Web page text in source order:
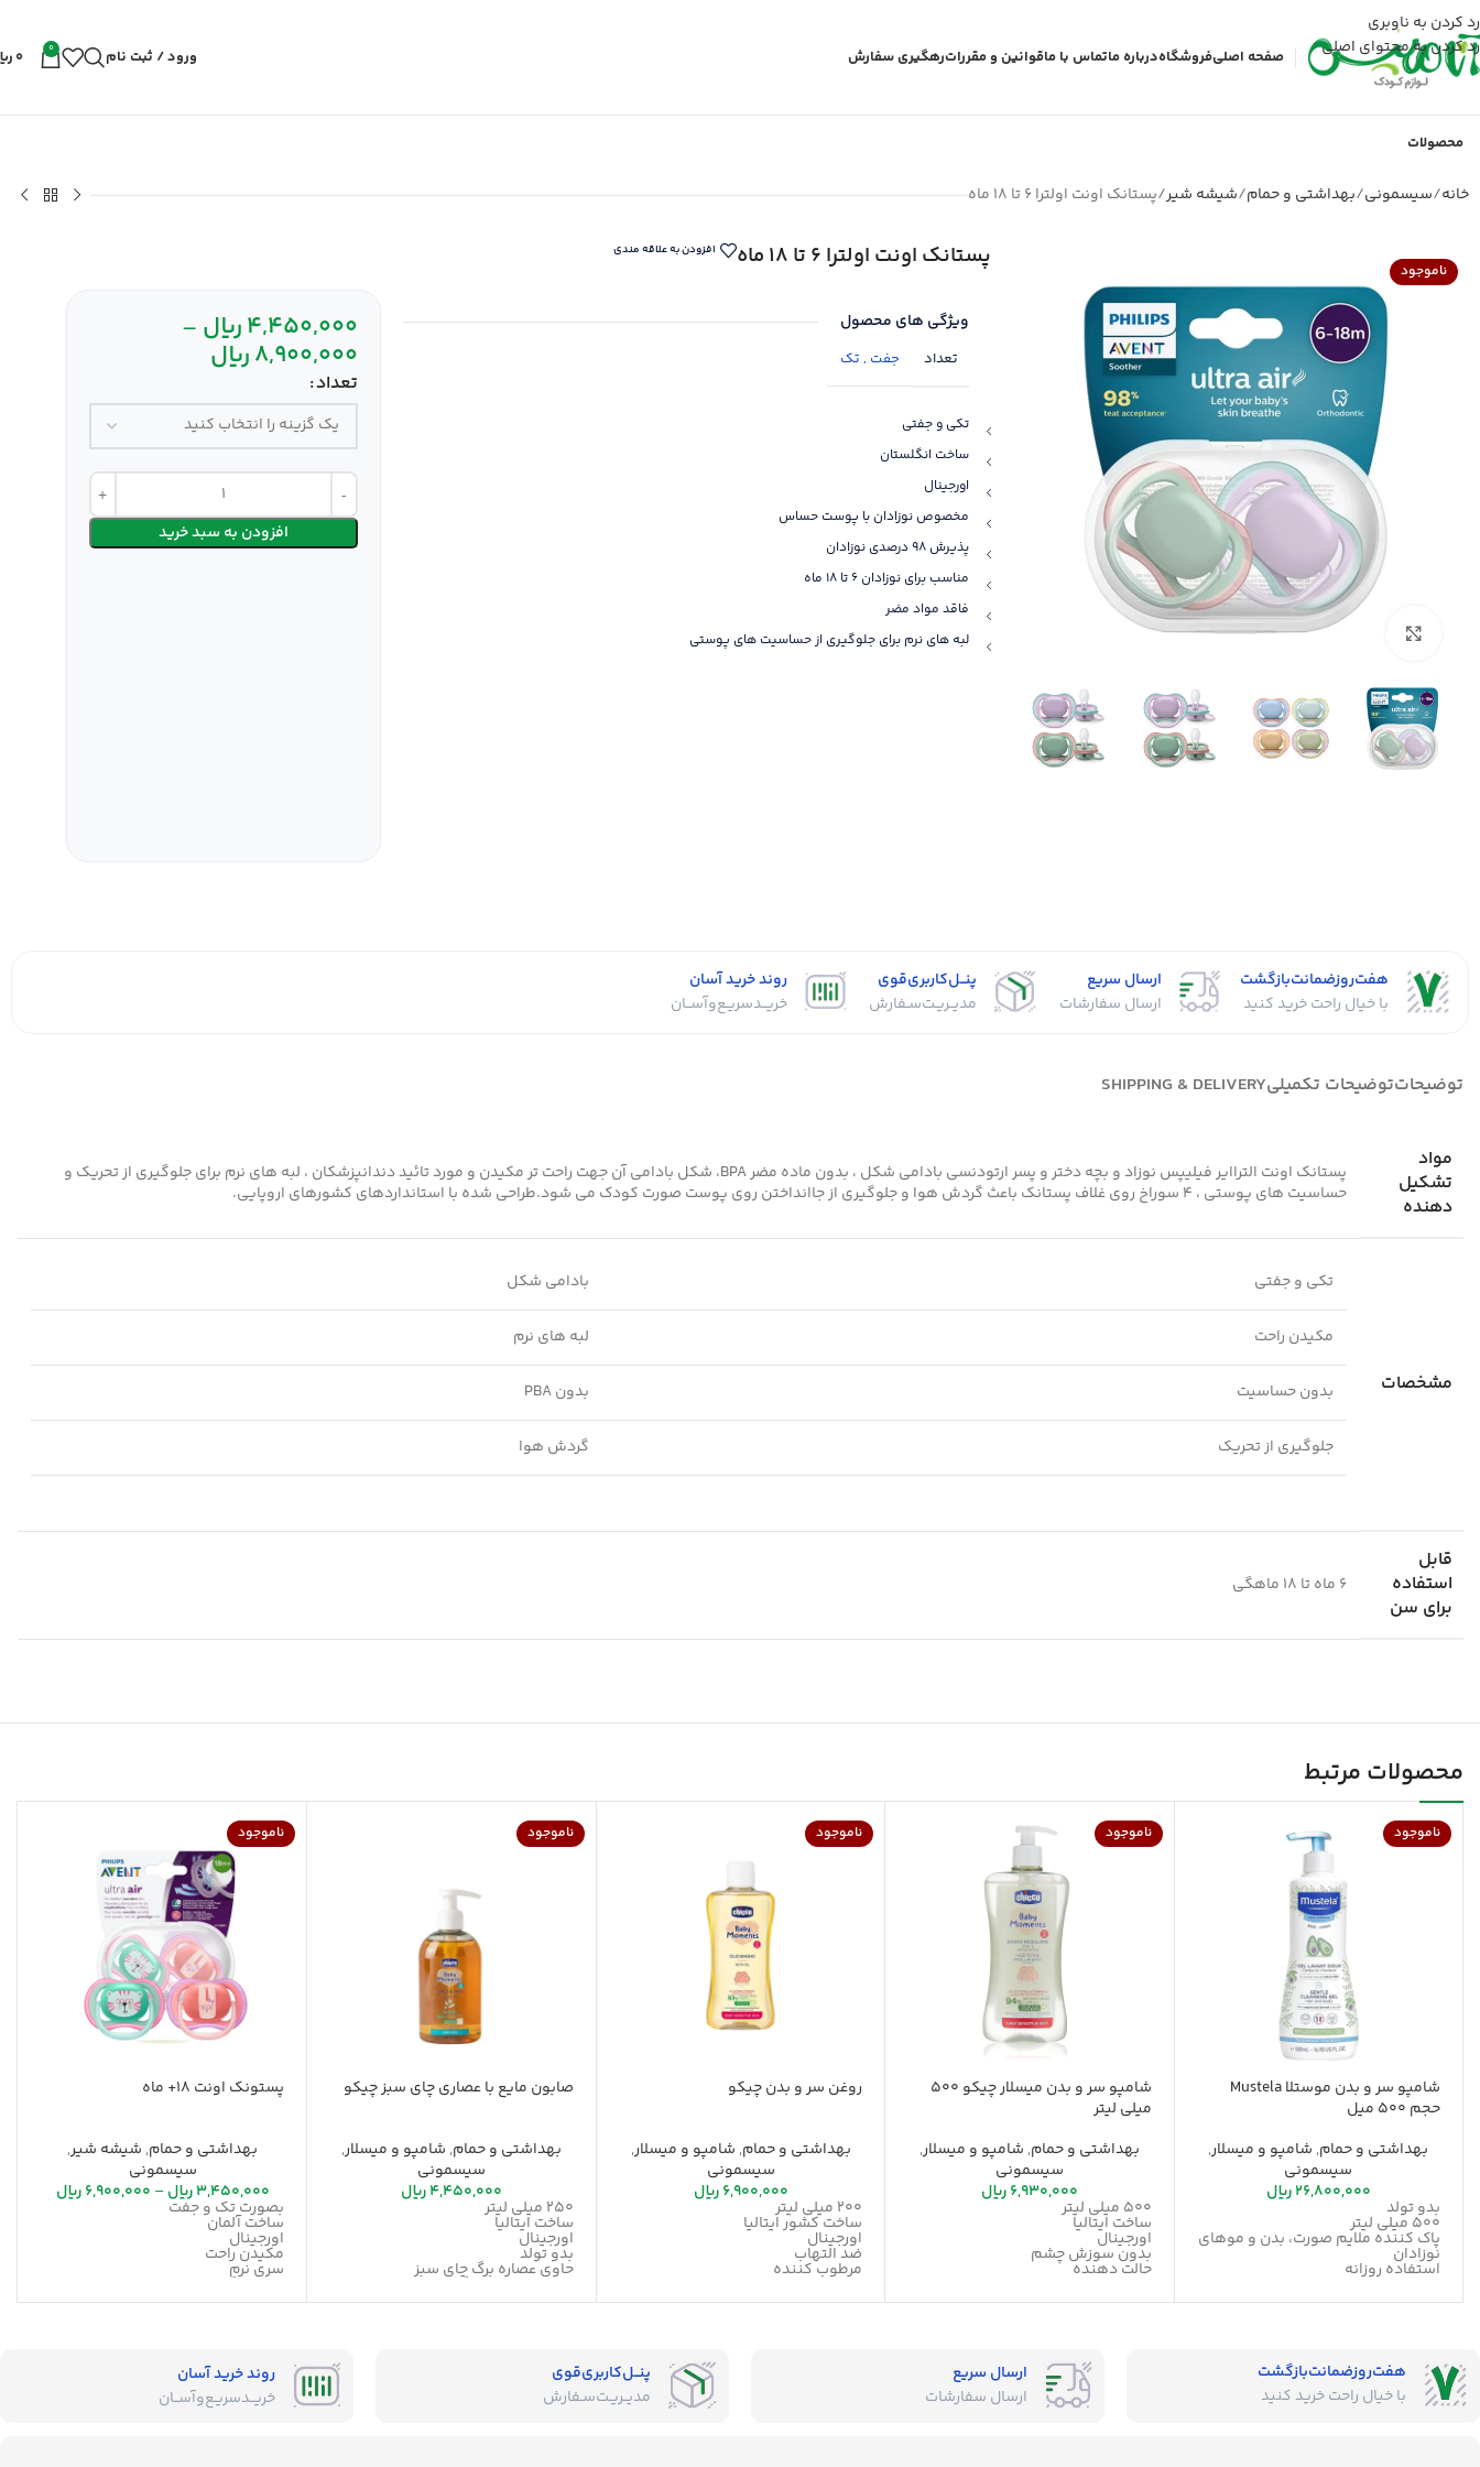
رد کردن به ناوبری
رد کردن به محتوای اصلی
صفحه اصلیفروشگاهدرباره ماتماس با ماقوانین و مقرراترهگیری سفارش ورود / ثبت نام 0
0
محصولات
خانه سیسمونی بهداشتی و حمام شیشه شیر پستانک اونت اولترا 6 تا 18 ماه
ناموجود
بزرگنمایی تصویر
پستانک اونت اولترا 6 تا 18 ماه افزودن به علاقه مندی
ویژگی های محصول
تعداد جفت , تک
تکی و جفتی
ساخت انگلستان
اورجینال
مخصوص نوزادان با پوست حساس
پذیرش 98 درصدی نوزادان
مناسب برای نوزادان 6 تا 18 ماه
فاقد مواد مضر
لبه های نرم برای جلوگیری از حساسیت های پوستی
4,450,000ریال –
8,900,000ریال
تعداد
افزودن به سبد خرید
هفت‌روز‌ضمانت‌بازگشت
با خیال راحت خرید کنید
ارسال سریع
ارسال سفارشات
پنــل‌کاربری‌قوی
مدیــریـت‌سـفارش
روند خرید آسان
خریــد‌سریـع‌و‌آســان
توضیحاتتوضیحات تکمیلیSHIPPING & DELIVERY
مواد
تشکیل
دهنده
پستانک اونت التراایر فیلیپس نوزاد و بچه دختر و پسر ارتودنسی بادامی شکل ، بدون ماده مضر BPA، شکل بادامی آن جهت راحت تر مکیدن و مورد تائید دندانپزشکان ، لبه های نرم برای جلوگیری از تحریک و
حساسیت های پوستی ، 4 سوراخ روی غلاف پستانک باعث گردش هوا و جلوگیری از جاانداختن روی پوست صورت کودک می شود.طراحی شده با استانداردهای کشورهای اروپایی.
مشخصات
تکی و جفتی بادامی شکل
مکیدن راحت لبه های نرم
بدون حساسیت بدون PBA
جلوگیری از تحریک گردش هوا
قابل
استفاده
برای سن
6 ماه تا 18 ماهگی
محصولات مرتبط
ناموجود
شامپو سر و بدن موستلا Mustela
حجم 500 میل
بهداشتی و حمام, شامپو و میسلار,
سیسمونی
26,800,000ریال
بدو تولد
500 میلی لیتر
پاک کننده ملایم صورت، بدن و موهای
نوزادان
استفاده روزانه
تسکین اثرات خشکی حمام
ساخت فرانسه
ناموجود
شامپو سر و بدن میسلار چیکو 500
میلی لیتر
بهداشتی و حمام, شامپو و میسلار,
سیسمونی
6,930,000ریال
500 میلی لیتر
ساخت ایتالیا
اورجینال
بدون سوزش چشم
حالت دهنده
تسکین دهنده
ناموجود
روغن سر و بدن چیکو
بهداشتی و حمام, شامپو و میسلار,
سیسمونی
6,900,000 ریال
200 میلی لیتر
ساخت کشور ایتالیا
اورجینال
ضد التهاب
مرطوب کننده
حاوی ویتامین E
مناسب انواع پوست
ناموجود
صابون مایع با عصاری چای سبز چیکو
بهداشتی و حمام, شامپو و میسلار,
سیسمونی
4,450,000ریال
250 میلی لیتر
ساخت ایتالیا
اورجینال
بدو تولد
حاوی عصاره برگ چای سبز
96% عصاره های گیاهی
غنی شده با گلیسیرین گیاهی
ناموجود
پستونک اونت 18+ ماه
بهداشتی و حمام, شیشه شیر,
سیسمونی
3,450,000ریال–
6,900,000ریال
بصورت تک و جفت
ساخت آلمان
اورجینال
مکیدن راحت
سری نرم
قابلیت گردش هوا
هفت‌روز‌ضمانت‌بازگشت
با خیال راحت خرید کنید
ارسال سریع
ارسال سفارشات
پنــل‌کاربری‌قوی
مدیــریـت‌سـفارش
روند خرید آسان
خریــد‌سریـع‌و‌آســان